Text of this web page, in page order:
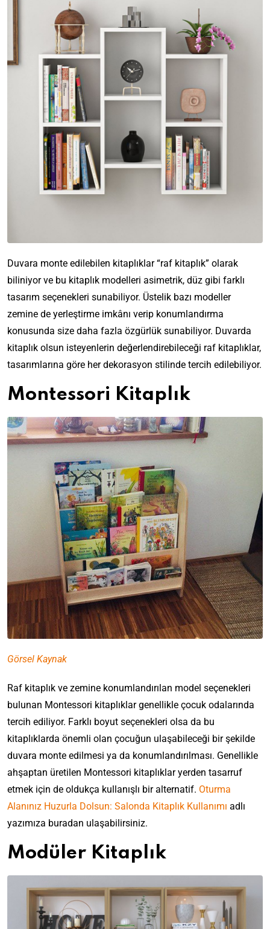
Duvara monte edilebilen kitaplıklar “raf kitaplık” olarak
biliniyor ve bu kitaplık modelleri asimetrik, düz gibi farklı
tasarım seçenekleri sunabiliyor. Üstelik bazı modeller
zemine de yerleştirme imkânı verip konumlandırma
konusunda size daha fazla özgürlük sunabiliyor. Duvarda
kitaplık olsun isteyenlerin değerlendirebileceği raf kitaplıklar,
tasarımlarına göre her dekorasyon stilinde tercih edilebiliyor.
Montessori Kitaplık
Görsel Kaynak
Raf kitaplık ve zemine konumlandırılan model seçenekleri
bulunan Montessori kitaplıklar genellikle çocuk odalarında
tercih ediliyor. Farklı boyut seçenekleri olsa da bu
kitaplıklarda önemli olan çocuğun ulaşabileceği bir şekilde
duvara monte edilmesi ya da konumlandırılması. Genellikle
ahşaptan üretilen Montessori kitaplıklar yerden tasarruf
etmek için de oldukça kullanışlı bir alternatif. Oturma
Alanınız Huzurla Dolsun: Salonda Kitaplık Kullanımı adlı
yazımıza buradan ulaşabilirsiniz.
Modüler Kitaplık